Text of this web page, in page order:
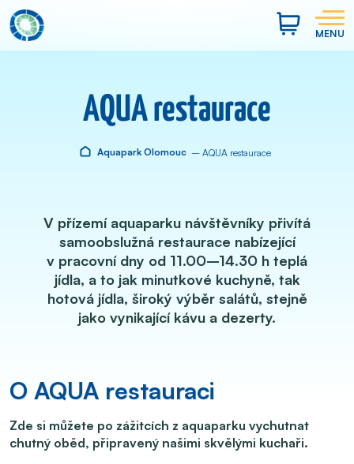
MENU
AQUA restaurace
Aquapark Olomouc – AQUA restaurace
V přízemí aquaparku návštěvníky přivítá
samoobslužná restaurace nabízející
v pracovní dny od 11.00–14.30 h teplá
jídla, a to jak minutkové kuchyně, tak
hotová jídla, široký výběr salátů, stejně
jako vynikající kávu a dezerty.
O AQUA restauraci
Zde si můžete po zážitcích z aquaparku vychutnat
chutný oběd, připravený našimi skvělými kuchaři.